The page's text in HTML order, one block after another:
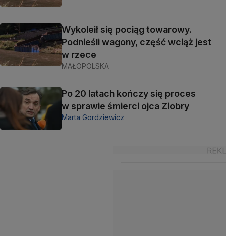
Wykoleił się pociąg towarowy.
Podnieśli wagony, część wciąż jest
w rzece
MAŁOPOLSKA
Po 20 latach kończy się proces
w sprawie śmierci ojca Ziobry
Marta Gordziewicz